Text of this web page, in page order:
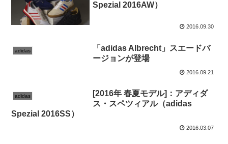
Spezial 2016AW）
2016.09.30
adidas
「adidas Albrecht」スエードバ
ージョンが登場
2016.09.21
adidas
[2016年 春夏モデル]：アディダ
ス・スペツィアル（adidas
Spezial 2016SS）
2016.03.07